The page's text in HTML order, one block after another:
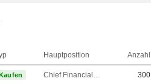
Hauptposition Anzahl
Chief Financial Officer (CFO) 300